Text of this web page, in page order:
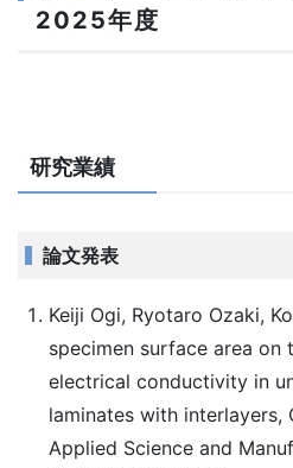
2025年度
研究業績
論文発表
Keiji Ogi, Ryotaro Ozaki,
specimen surface area on
electrical conductivity in
laminates with interlayers,
Applied Science and